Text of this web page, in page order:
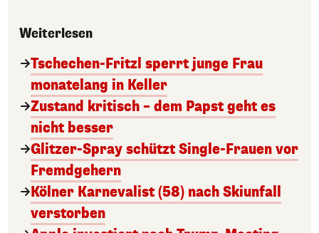
Weiterlesen
Tschechen-Fritzl sperrt junge Frau
monatelang in Keller
Zustand kritisch – dem Papst geht es
nicht besser
Glitzer-Spray schützt Single-Frauen vor
Fremdgehern
Kölner Karnevalist (58) nach Skiunfall
verstorben